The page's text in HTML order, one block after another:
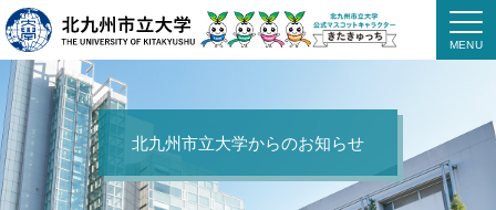
北九州市立大学からのお知らせ